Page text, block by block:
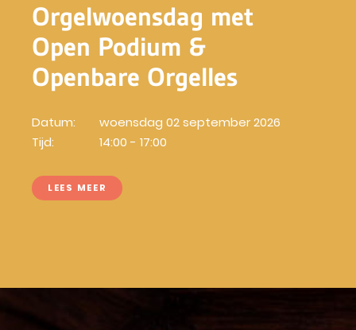
Orgelwoensdag met
Open Podium &
Openbare Orgelles
Datum:
Tijd:
woensdag 02 september 2026
14:00 - 17:00
LEES MEER